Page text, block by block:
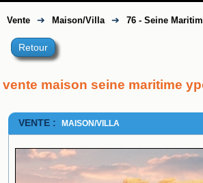
Vente ➔ Maison/Villa ➔ 76 - Seine
Retour
vente maison seine maritime
VENTE : MAISON/VILLA